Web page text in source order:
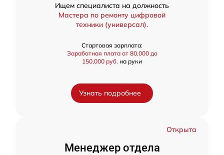
Ищем специалиста на должность
Мастера по ремонту цифровой
техники (универсал).
Стартовая зарплата:
Заработная плата от 80,000 до
150,000 руб. на руки
Узнать подробнее
Открыта
Менеджер отдела